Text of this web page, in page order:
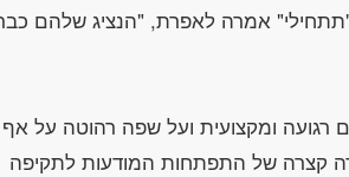
אמרה לאפרת, "הנציג שלהם
רגועה ומקצועית ועל שפה רהוטה על אף
קצרה של התפתחות המודעות לתקיפה